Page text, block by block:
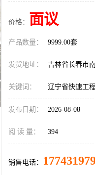
价格： 面议
产品数量： 9999.00套
发货地址： 吉林省长春市
关键词： 辽宁省快速工
发布日期： 2026-08-08
阅 读 量： 394
销售电话：